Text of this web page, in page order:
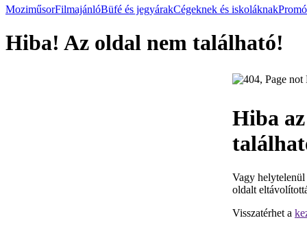
MoziműsorFilmajánlóBüfé és jegyárakCégeknek és iskoláknak
Hiba! Az oldal nem található!
Hiba
Vagy
oldalt
Visszatérhet a